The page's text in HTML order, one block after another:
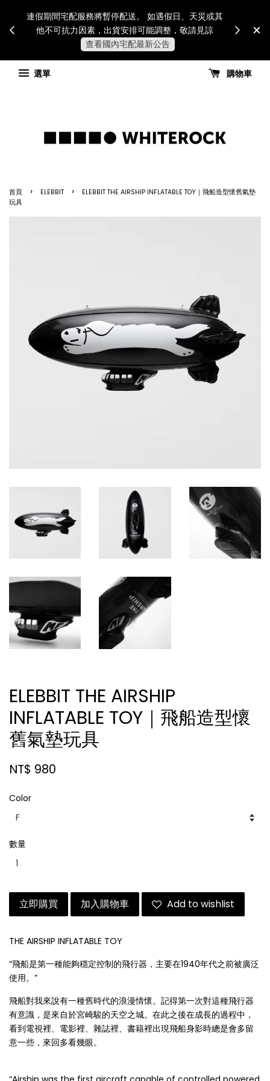
連假期間宅配服務將暫停配送。 如遇假日、天災或其
他不可抗力因素，出貨安排可能調整，敬請見諒
查看國內宅配最新公告
for all
國
選單
購物車
首頁 › ELEBBIT ›
ELEBBIT THE AIRSHIP INFLATABLE TOY｜飛船造型懷舊氣墊
玩具
ELEBBIT THE AIRSHIP
INFLATABLE TOY｜飛船造型懷
舊氣墊玩具
NT$ 980
Color
數量
立即購買 加入購物車 Add to wishlist
THE AIRSHIP INFLATABLE TOY
“飛船是第一種能夠穩定控制的飛行器，主要在1940年代之前被廣泛
使用。”
飛船對我來說有一種舊時代的浪漫情懷。記得第一次對這種飛行器
有意識，是來自於宮崎駿的天空之城。在此之後在成長的過程中，
看到電視裡、電影裡、雜誌裡、書籍裡出現飛船身影時總是會多留
意一些，來回多看幾眼。